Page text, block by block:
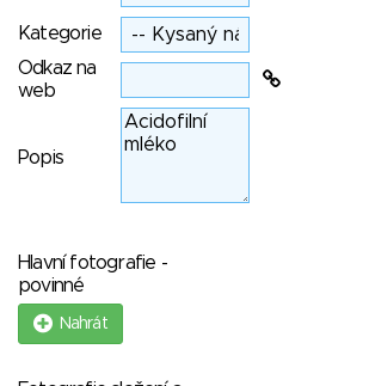
Kategorie
Odkaz na
web
Popis
Hlavní fotografie -
povinné
Nahrát